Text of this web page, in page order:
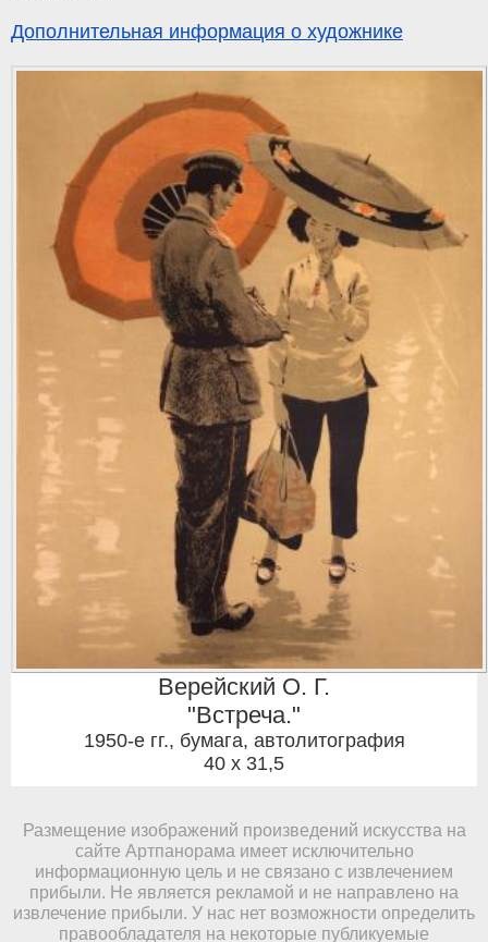
Дополнительная информация о художнике
Верейский О. Г.
"Встреча."
1950-е гг., бумага, автолитография
40 x 31,5
Размещение изображений произведений искусства на
сайте Артпанорама имеет исключительно
информационную цель и не связано с извлечением
прибыли. Не является рекламой и не направлено на
извлечение прибыли. У нас нет возможности определить
правообладателя на некоторые публикуемые